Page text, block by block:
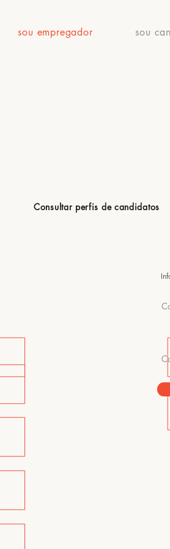
sou empregador sou
Consultar perfis de candidatos